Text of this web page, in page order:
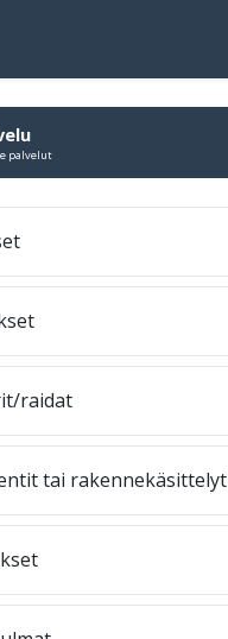
palvelut
raidat
tai rakennekäsittelyt